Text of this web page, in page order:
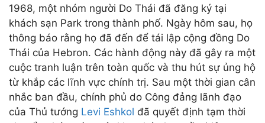
1968, một nhóm người Do Thái đã đăng ký tại
khách sạn Park trong thành phố. Ngày hôm sau, họ
thông báo rằng họ đã đến để tái lập cộng đồng Do
Thái của Hebron. Các hành động này đã gây ra một
cuộc tranh luận trên toàn quốc và thu hút sự ủng hộ
từ khắp các lĩnh vực chính trị. Sau một thời gian cân
nhắc ban đầu, chính phủ do Công đảng lãnh đạo
của Thủ tướng Levi Eshkol đã quyết định tạm thời